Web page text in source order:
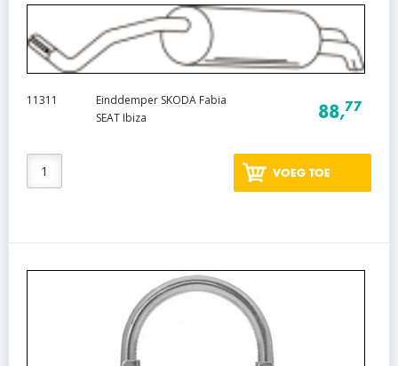
11311
Einddemper SKODA Fabia
SEAT Ibiza
88,77
VOEG TOE